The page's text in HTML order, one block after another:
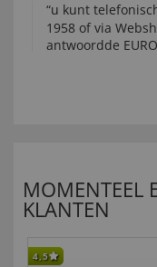
“u kunt
1958 of via
antwoordde
MOMENTEEL
KLANTEN
4,5